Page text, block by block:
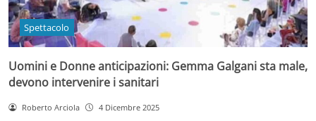
Spettacolo
Uomini e Donne anticipazioni: Gemma Galgani sta male,
devono intervenire i sanitari
Roberto Arciola 4 Dicembre 2025